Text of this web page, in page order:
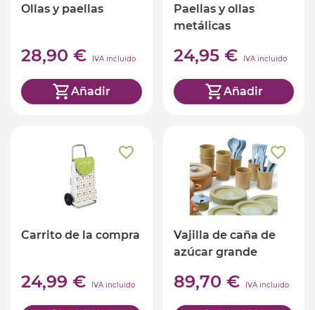
Ollas y paellas
28,90 € IVA incluido
Añadir
Paellas y ollas
metálicas
24,95 € IVA incluido
Añadir
Carrito de la compra
24,99 € IVA incluido
Vajilla de caña de
azúcar grande
89,70 € IVA incluido